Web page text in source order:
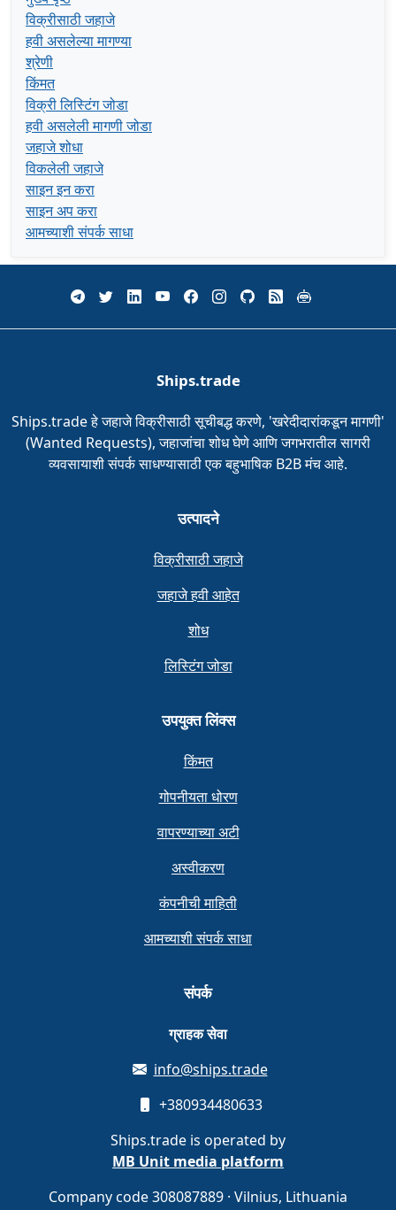
विक्रीसाठी जहाजे
हवी असलेल्या मागण्या
श्रेणी
किंमत
विक्री लिस्टिंग जोडा
हवी असलेली मागणी जोडा
जहाजे शोधा
विकलेली जहाजे
साइन इन करा
साइन अप करा
आमच्याशी संपर्क साधा
Ships.trade
Ships.trade हे जहाजे विक्रीसाठी सूचीबद्ध करणे, 'खरेदीदारांकडून मागणी'
(Wanted Requests), जहाजांचा शोध घेणे आणि जगभरातील सागरी
व्यवसायाशी संपर्क साधण्यासाठी एक बहुभाषिक B2B मंच आहे.
उत्पादने
विक्रीसाठी जहाजे
जहाजे हवी आहेत
शोध
लिस्टिंग जोडा
उपयुक्त लिंक्स
किंमत
गोपनीयता धोरण
वापरण्याच्या अटी
अस्वीकरण
कंपनीची माहिती
आमच्याशी संपर्क साधा
संपर्क
ग्राहक सेवा
info@ships.trade
+380934480633
Ships.trade is operated by
MB Unit media platform
Company code 308087889 · Vilnius, Lithuania